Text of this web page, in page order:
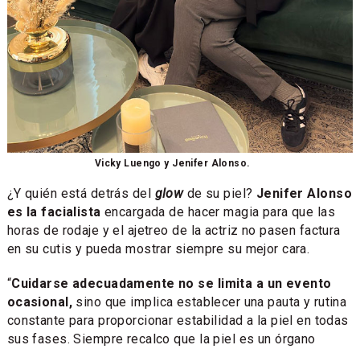
Vicky Luengo y Jenifer Alonso.
¿Y quién está detrás del glowde su piel? Jenifer Alonso
es la facialista encargada de hacer magia para que las
horas de rodaje y el ajetreo de la actriz no pasen factura
en su cutis y pueda mostrar siempre su mejor cara.
“Cuidarse adecuadamente no se limita a un evento
ocasional, sino que implica establecer una pauta y rutina
constante para proporcionar estabilidad a la piel en todas
sus fases. Siempre recalco que la piel es un órgano